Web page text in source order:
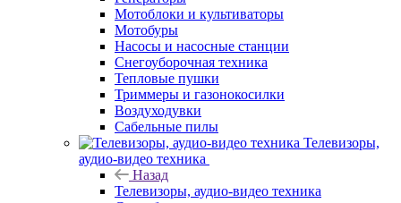
Мотоблоки и культиваторы
Мотобуры
Насосы и насосные станции
Снегоуборочная техника
Тепловые пушки
Триммеры и газонокосилки
Воздуходувки
Сабельные пилы
Телевизоры,
аудио-видео техника
Назад
Телевизоры, аудио-видео техника